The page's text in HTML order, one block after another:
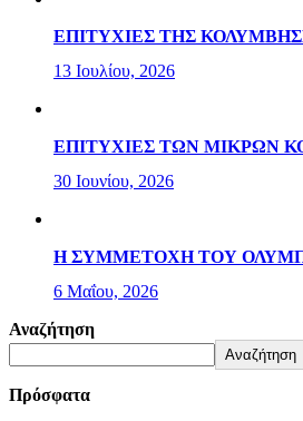
ΕΠΙΤΥΧΙΕΣ ΤΗΣ
13 Ιουλίου, 2026
ΕΠΙΤΥΧΙΕΣ ΤΩΝ ΜΙΚΡΩΝ
30 Ιουνίου, 2026
Η ΣΥΜΜΕΤΟΧΗ ΤΟΥ
6 Μαΐου, 2026
Αναζήτηση
Αναζήτηση
Πρόσφατα